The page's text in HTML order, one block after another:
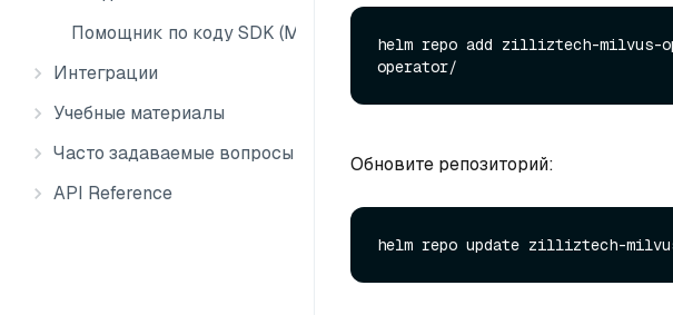
Помощник по коду SDK (MCP)
Интеграции
Учебные материалы
Часто задаваемые вопросы
API Reference
helm repo add zilliztech-
Обновите репозиторий: